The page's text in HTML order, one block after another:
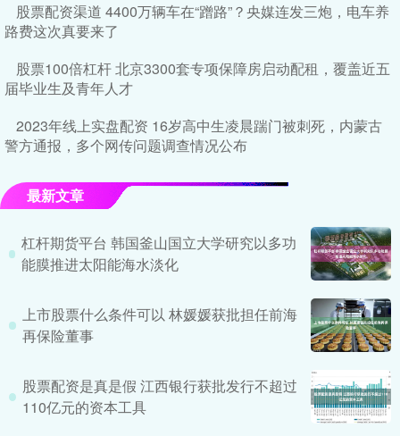
股票配资渠道 4400万辆车在“蹭路”？央媒连发三炮，电车养
路费这次真要来了
股票100倍杠杆 北京3300套专项保障房启动配租，覆盖近五
届毕业生及青年人才
2023年线上实盘配资 16岁高中生凌晨踹门被刺死，内蒙古
警方通报，多个网传问题调查情况公布
最新文章
杠杆期货平台 韩国釜山国立大学研究以多功
能膜推进太阳能海水淡化
上市股票什么条件可以 林媛媛获批担任前海
再保险董事
股票配资是真是假 江西银行获批发行不超过
110亿元的资本工具